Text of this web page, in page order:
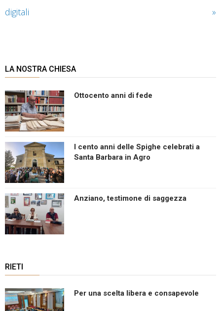
digitali
»
LA NOSTRA CHIESA
Ottocento anni di fede
I cento anni delle Spighe celebrati a
Santa Barbara in Agro
Anziano, testimone di saggezza
RIETI
Per una scelta libera e consapevole